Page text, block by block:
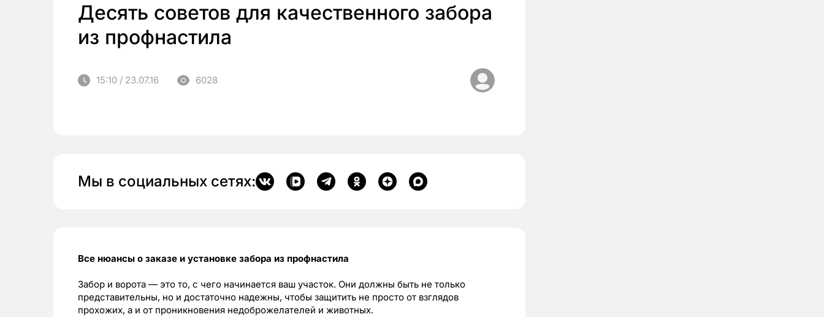
Десять советов для качественного забора
из профнастила
15:10 / 23.07.16 6028
Мы в социальных сетях:
Все нюансы о заказе и установке забора из профнастила
Забор и ворота — это то, с чего начинается ваш участок. Они должны быть не только
представительны, но и достаточно надежны, чтобы защитить не просто от взглядов
прохожих, а и от проникновения недоброжелателей и животных.